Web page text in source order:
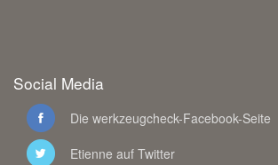
Social Media
Die werkzeugcheck-Facebook-Seite
Etienne auf Twitter